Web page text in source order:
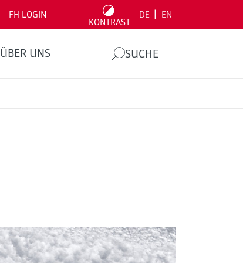
FH LOGIN
KONTRAST
DE EN
ÜBER UNS SUCHE